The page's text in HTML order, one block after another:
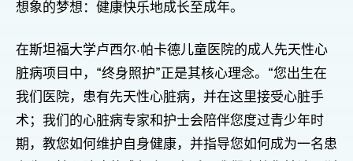
想象的梦想：健康快乐地成长至成年。
在斯坦福大学卢西尔·帕卡德儿童医院的成人先天性心
脏病项目中，“终身照护”正是其核心理念。“您出生在
我们医院，患有先天性心脏病，并在这里接受心脏手
术；我们的心脏病专家和护士会陪伴您度过青少年时
期，教您如何维护自身健康，并指导您如何成为一名患